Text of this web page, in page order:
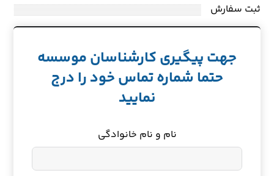
ثبت سفارش
جهت پیگیری کارشناسان موسسه
حتما شماره تماس خود را درج
نمایید
نام و نام خانوادگی